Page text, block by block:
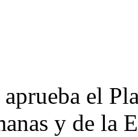
el
y de la